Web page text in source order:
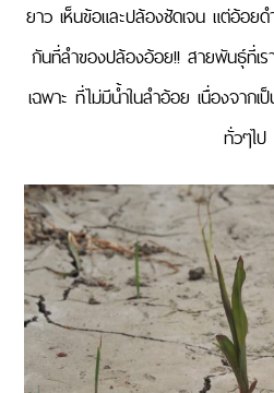
ยาว เห็นข้อและปล้องชัดเจน แต่อ้อย
กันที่ลำของปล้องอ้อย!! สายพันธุ์ที่เ
เฉพาะ ที่ไม่มีน้ำในลำอ้อย เนื่องจาก
ทั่วๆไป